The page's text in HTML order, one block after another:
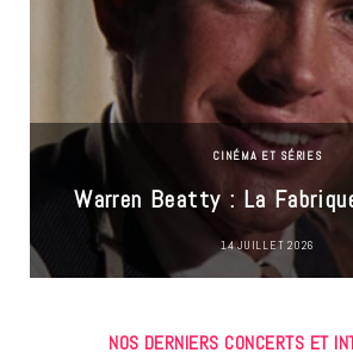
CINÉMA ET SÉRIES
Warren Beatty : La
14 JUILLET 2026
NOS DERNIERS CONCERTS ET